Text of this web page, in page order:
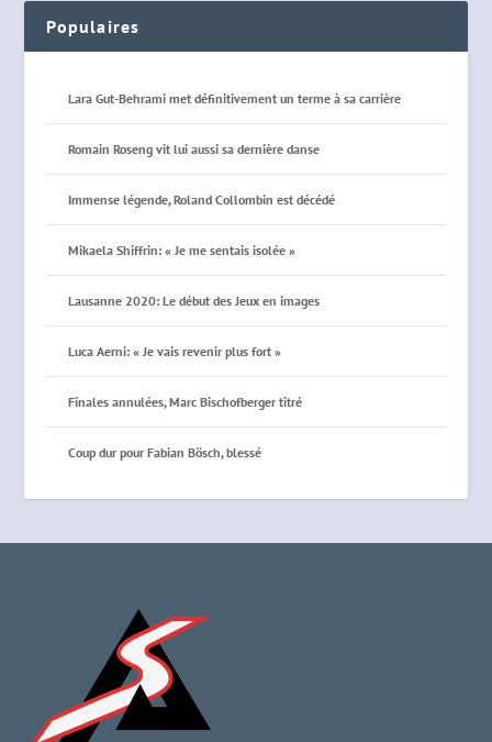
Populaires
Lara Gut-Behrami met définitivement un terme à sa carrière
Romain Roseng vit lui aussi sa dernière danse
Immense légende, Roland Collombin est décédé
Mikaela Shiffrin: « Je me sentais isolée »
Lausanne 2020: Le début des Jeux en images
Luca Aerni: « Je vais revenir plus fort »
Finales annulées, Marc Bischofberger titré
Coup dur pour Fabian Bösch, blessé